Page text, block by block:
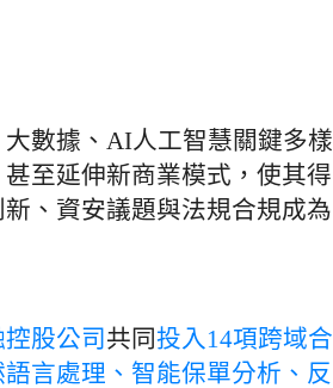
數據、AI人工智慧關鍵多樣
至延伸新商業模式，使其得
、資安議題與法規合規成為
股公司 共同投入14項跨域合
言處理、智能保單分析、反